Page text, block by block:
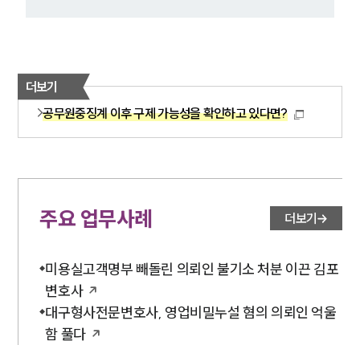
더보기
공무원중징계 이후 구제 가능성을 확인하고 있다면?
주요 업무사례 더보기
미용실고객명부 빼돌린 의뢰인 불기소 처분 이끈 김포
변호사
대구형사전문변호사, 영업비밀누설 혐의 의뢰인 억울
함 풀다